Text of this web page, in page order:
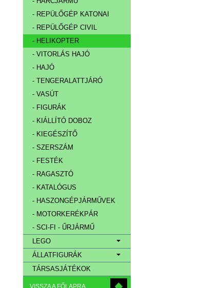
- REPÜLŐGÉP KATONAI
- REPÜLŐGÉP CIVIL
- HELIKOPTER
- VITORLÁS HAJÓ
- HAJÓ
- TENGERALATTJÁRÓ
- VASÚT
- FIGURÁK
- KIÁLLÍTÓ DOBOZ
- KIEGÉSZÍTŐ
- SZERSZÁM
- FESTÉK
- RAGASZTÓ
- KATALÓGUS
- HASZONGÉPJÁRMŰVEK
- MOTORKERÉKPÁR
- SCI-FI - ŰRJÁRMŰ
LEGO
ÁLLATFIGURÁK
TÁRSASJÁTÉKOK
VISSZA A FŐLAPRA